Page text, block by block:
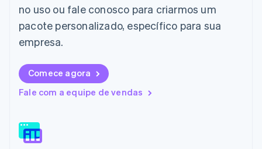
no uso ou fale conosco para criarmos um
pacote personalizado, específico para sua
empresa.
Comece agora
Fale com a equipe de vendas
English
Liechtenstein
Lituânia
Luxemburgo
FrançaisDeutschEnglish
Malásia
English
México